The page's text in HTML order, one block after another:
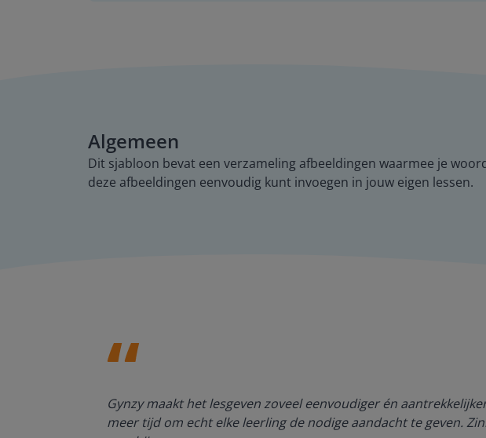
Algemeen
Dit sjabloon bevat een verzameling afbeeldingen waarmee je
deze afbeeldingen eenvoudig kunt invoegen in jouw eigen lessen.
Gynzy maakt het lesgeven zoveel eenvoudiger én
meer tijd om echt elke leerling de nodige aandacht te geven.